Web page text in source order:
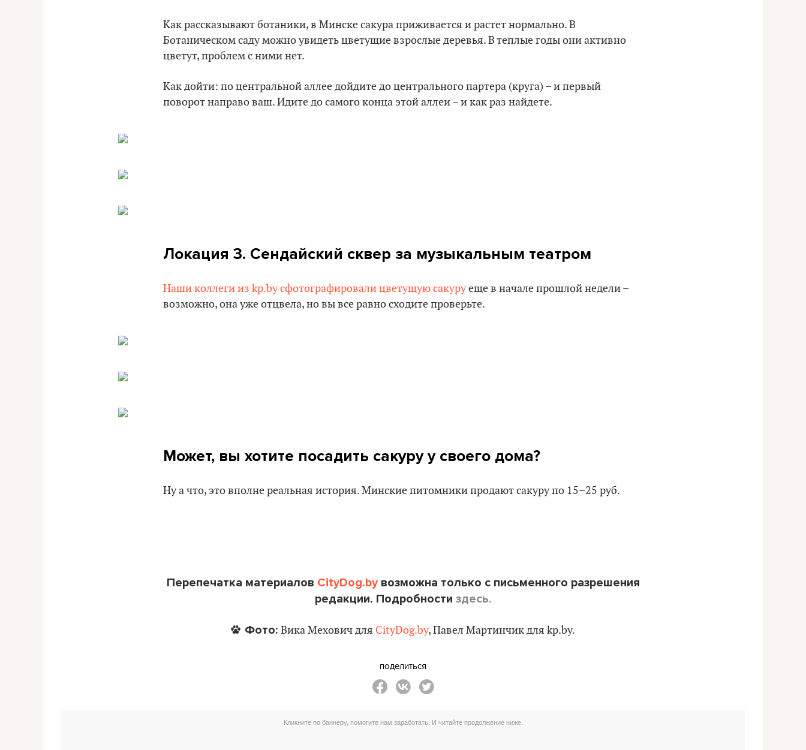
Как рассказывают ботаники, в Минске сакура приживается и растет нормально. В
Ботаническом саду можно увидеть цветущие взрослые деревья. В теплые годы они активно
цветут, проблем с ними нет.
Как дойти: по центральной аллее дойдите до центрального партера (круга) – и первый
поворот направо ваш. Идите до самого конца этой аллеи – и как раз найдете.
Локация 3. Сендайский сквер за музыкальным театром
Наши коллеги из kp.by сфотографировали цветущую сакуруеще в начале прошлой недели –
возможно, она уже отцвела, но вы все равно сходите проверьте.
Может, вы хотите посадить сакуру у своего дома?
Ну а что, это вполне реальная история. Минские питомники продают сакуру по 15–25 руб.
Перепечатка материалов CityDog.byвозможна только с письменного разрешения
редакции. Подробности здесь.
Фото: Вика Мехович для CityDog.by, Павел Мартинчик для kp.by.
поделиться